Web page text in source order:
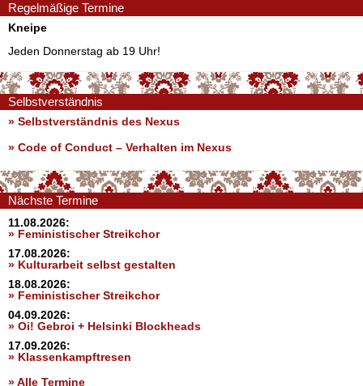
Regelmäßige Termine
Kneipe
Jeden Donnerstag ab 19 Uhr!
Selbstverständnis
» Selbstverständnis des Nexus
» Code of Conduct – Verhalten im Nexus
Nächste Termine
11.08.2026:
» Feministischer Streikchor
17.08.2026:
» Kulturarbeit selbst gestalten
18.08.2026:
» Feministischer Streikchor
04.09.2026:
» Oi! Gebroi + Helsinki Blockheads
17.09.2026:
» Klassenkampftresen
» Alle Termine